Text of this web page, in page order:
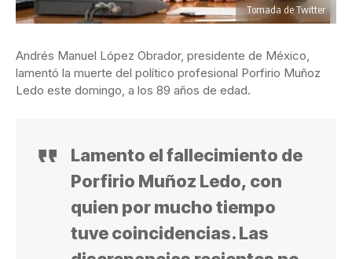
Tomada de Twitter
Andrés Manuel López Obrador, presidente de México,
lamentó la muerte del político profesional Porfirio Muñoz
Ledo este domingo, a los 89 años de edad.
Lamento el fallecimiento de
Porfirio Muñoz Ledo, con
quien por mucho tiempo
tuve coincidencias. Las